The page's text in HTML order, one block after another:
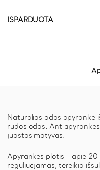
IŠPARDUOTA
Natūralios odos apyrankė
rudos odos. Ant
juostos motyvas.
Apyrankės plotis – apie 20
reguliuojamas, tereikia